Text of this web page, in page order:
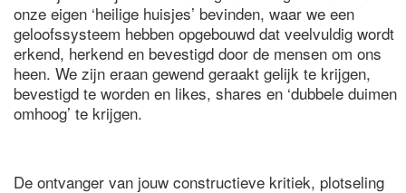
onze eigen ‘heilige huisjes’ bevinden, waar we een
geloofssysteem hebben opgebouwd dat veelvuldig wordt
erkend, herkend en bevestigd door de mensen om ons
heen. We zijn eraan gewend geraakt gelijk te krijgen,
bevestigd te worden en likes, shares en ‘dubbele duimen
omhoog’ te krijgen.
De ontvanger van jouw constructieve kritiek, plotseling